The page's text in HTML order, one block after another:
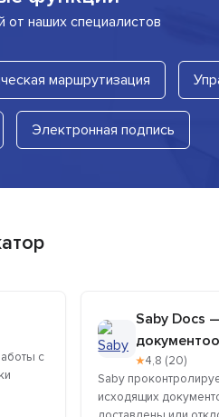
от наших специалистов
маршрутизация
Электронная подпись
с
Saby Docs
★4,8 (20)
Saby
исходящих